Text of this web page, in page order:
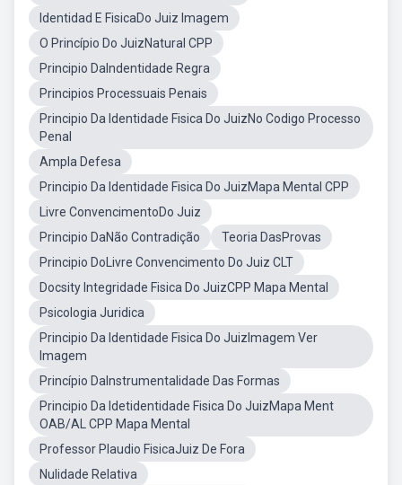
Identidad E FisicaDo Juiz Imagem
O Princípio Do JuizNatural CPP
Principio DaIndentidade Regra
Principios Processuais Penais
Principio Da Identidade Fisica Do JuizNo Codigo Processo
Penal
Ampla Defesa
Principio Da Identidade Fisica Do JuizMapa Mental CPP
Livre ConvencimentoDo Juiz
Principio DaNão Contradição
Teoria DasProvas
Principio DoLivre Convencimento Do Juiz CLT
Docsity Integridade Fisica Do JuizCPP Mapa Mental
Psicologia Juridica
Principio Da Identidade Fisica Do JuizImagem Ver
Imagem
Princípio DaInstrumentalidade Das Formas
Principio Da Idetidentidade Fisica Do JuizMapa Ment
OAB/AL CPP Mapa Mental
Professor Plaudio FisicaJuiz De Fora
Nulidade Relativa